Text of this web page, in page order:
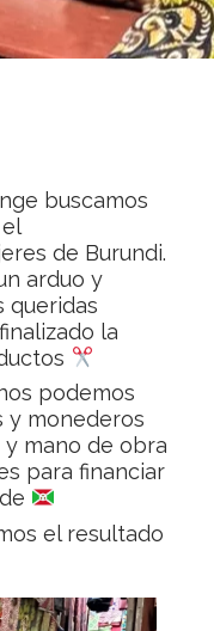
buscamos
de Burundi.
arduo y
queridas
la
podemos
y monederos
y mano de obra
para financiar
el resultado